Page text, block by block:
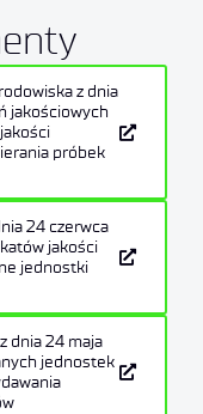
z dnia
jakościowych
próbek
24 czerwca
jakości
jednostki
dnia 24 maja
jednostek